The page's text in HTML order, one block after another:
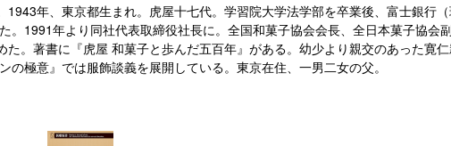
1943年、東京都生まれ。虎屋十七代。学習院大学法学部を卒業後、富士銀行
。1991年より同社代表取締役社長に。全国和菓子協会会長、全日本菓子協会
た。著書に『虎屋 和菓子と歩んだ五百年』がある。幼少より親交のあった寛
の極意』では服飾談義を展開している。東京在住、一男二女の父。